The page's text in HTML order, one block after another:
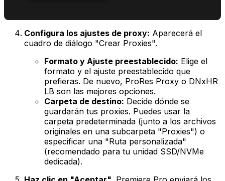
Configura los ajustes de proxy: Aparecerá el
cuadro de diálogo "Crear Proxies".
Formato y Ajuste preestablecido: Elige el
formato y el ajuste preestablecido que
prefieras. De nuevo, ProRes Proxy o DNxHR
LB son las mejores opciones.
Carpeta de destino: Decide dónde se
guardarán tus proxies. Puedes usar la
carpeta predeterminada (junto a los archivos
originales en una subcarpeta "Proxies") o
especificar una "Ruta personalizada"
(recomendado para tu unidad SSD/NVMe
dedicada).